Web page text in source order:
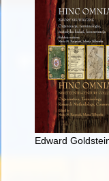
Edward